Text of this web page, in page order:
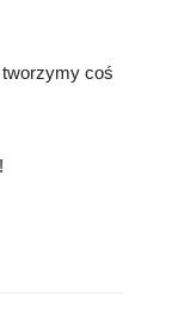
coś